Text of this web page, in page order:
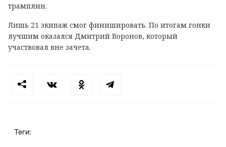
трамплин.
Лишь 21 экипаж смог финишировать. По итогам гонки
лучшим оказался Дмитрий Воронов, который
участвовал вне зачета.
Теги: